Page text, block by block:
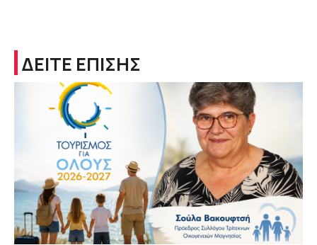
ΔΕΙΤΕ ΕΠΙΣΗΣ